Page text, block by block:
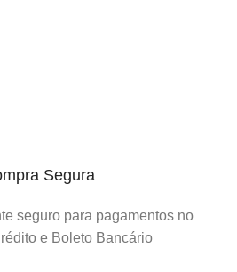
Segura
seguro para pagamentos no
e Boleto Bancário